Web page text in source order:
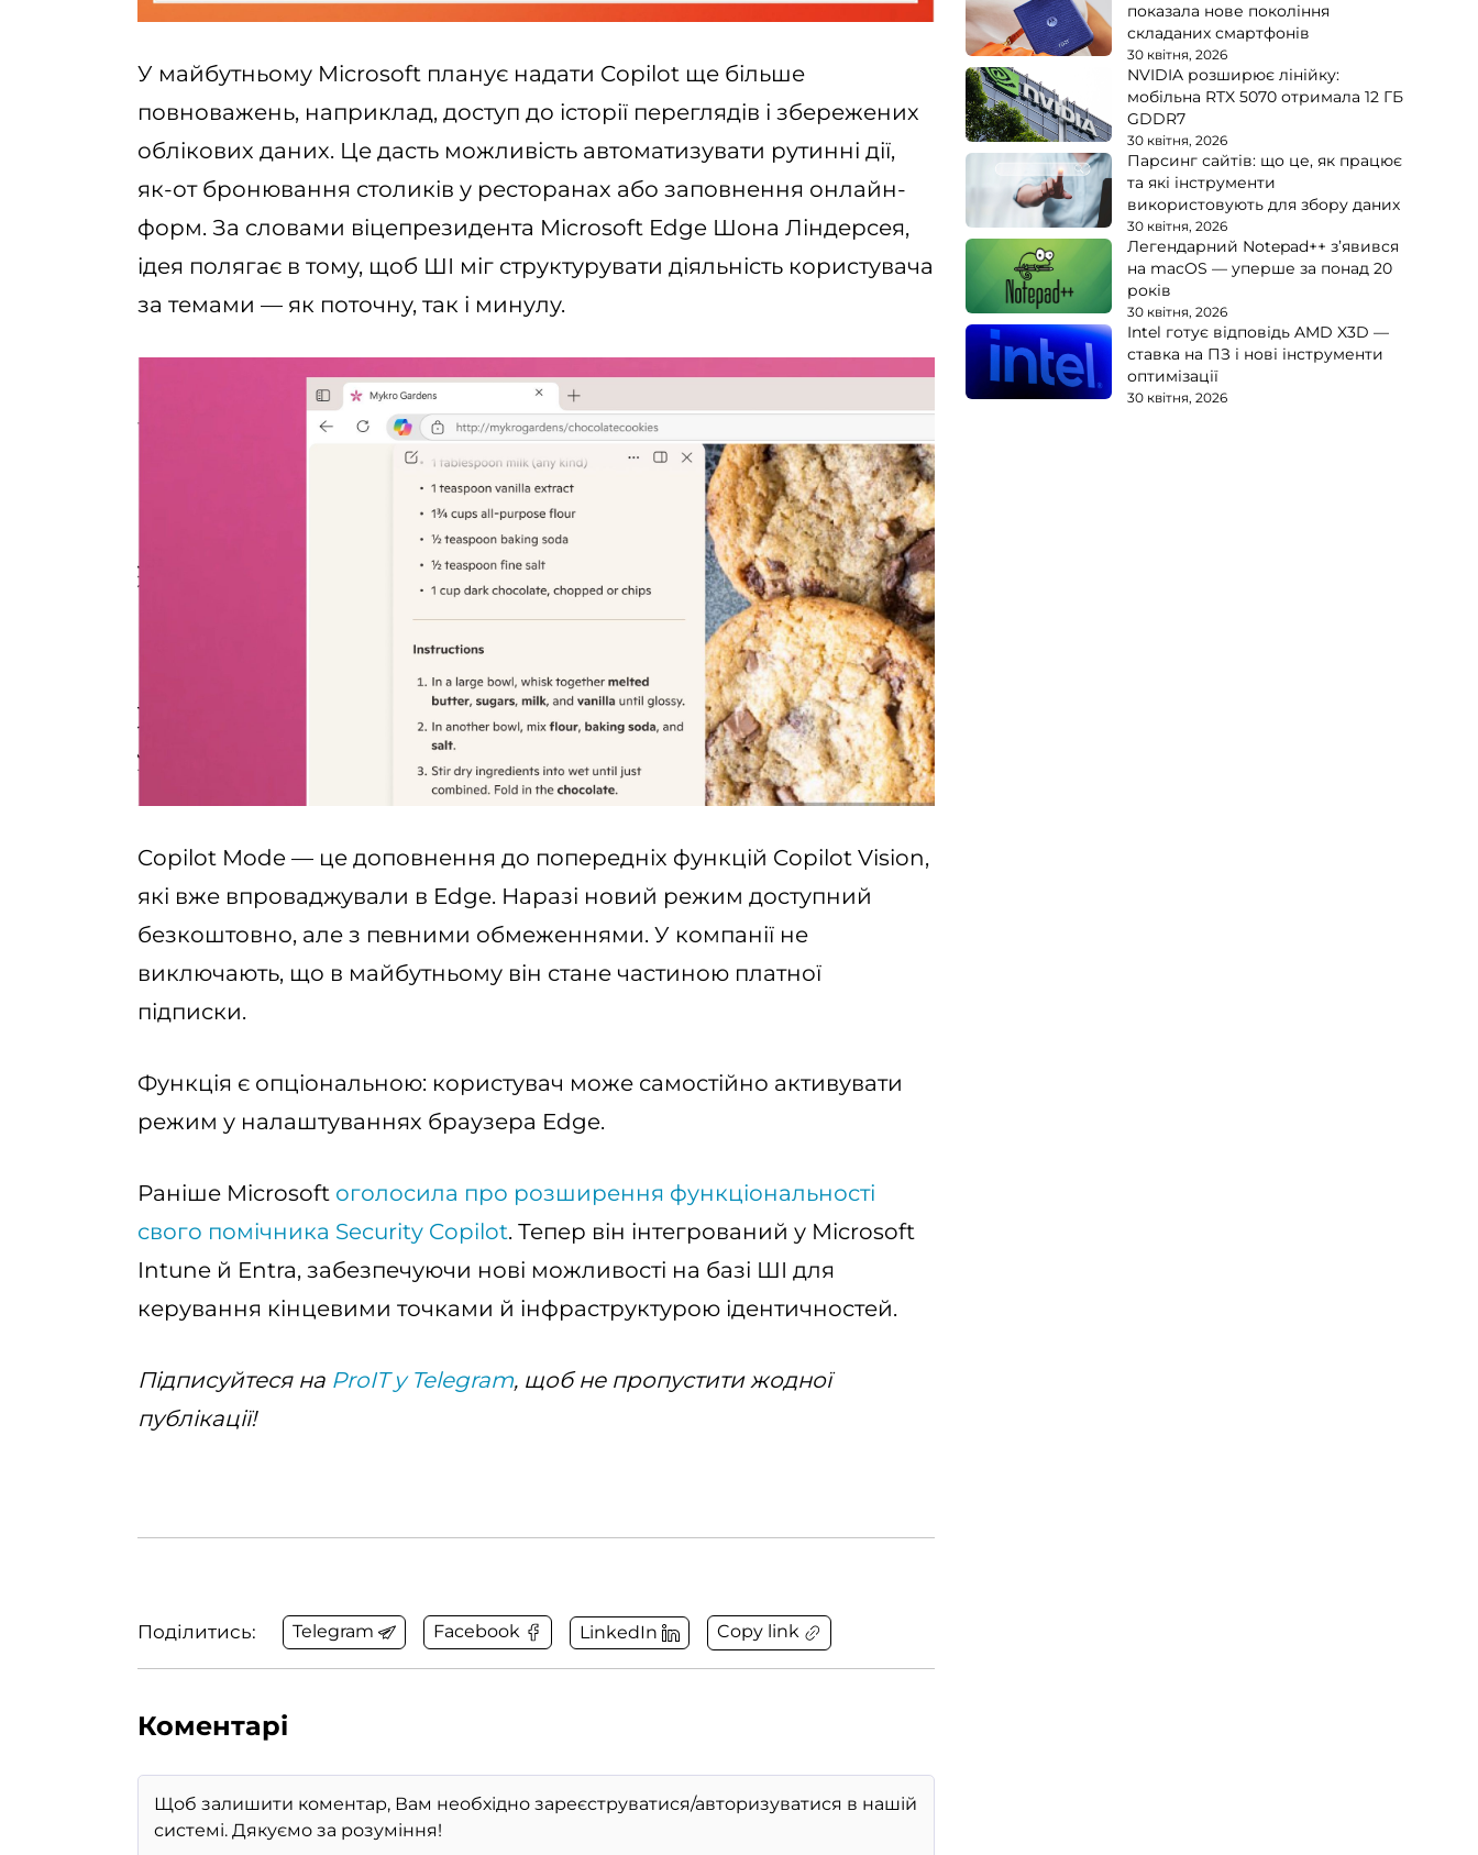
У майбутньому Microsoft планує надати Copilot ще більше
повноважень, наприклад, доступ до історії переглядів і збережених
облікових даних. Це дасть можливість автоматизувати рутинні дії,
як-от бронювання столиків у ресторанах або заповнення онлайн-
форм. За словами віцепрезидента Microsoft Edge Шона Ліндерсея,
ідея полягає в тому, щоб ШІ міг структурувати діяльність користувача
за темами — як поточну, так і минулу.
Copilot Mode — це доповнення до попередніх функцій Copilot Vision,
які вже впроваджували в Edge. Наразі новий режим доступний
безкоштовно, але з певними обмеженнями. У компанії не
виключають, що в майбутньому він стане частиною платної
підписки.
Функція є опціональною: користувач може самостійно активувати
режим у налаштуваннях браузера Edge.
Раніше Microsoft оголосила про розширення функціональності
свого помічника Security Copilot. Тепер він інтегрований у Microsoft
Intune й Entra, забезпечуючи нові можливості на базі ШІ для
керування кінцевими точками й інфраструктурою ідентичностей.
Підписуйтеся на ProIT у Telegram, щоб не пропустити жодної
публікації!
Поділитись: Telegram Facebook LinkedIn Copy link
Коментарі
показала нове покоління
складаних смартфонів
30 квітня, 2026
NVIDIA розширює лінійку:
мобільна RTX 5070 отримала 12 ГБ
GDDR7
30 квітня, 2026
Парсинг сайтів: що це, як працює
та які інструменти
використовують для збору даних
30 квітня, 2026
Легендарний Notepad++ з’явився
на macOS — уперше за понад 20
років
30 квітня, 2026
Intel готує відповідь AMD X3D —
ставка на ПЗ і нові інструменти
оптимізації
30 квітня, 2026